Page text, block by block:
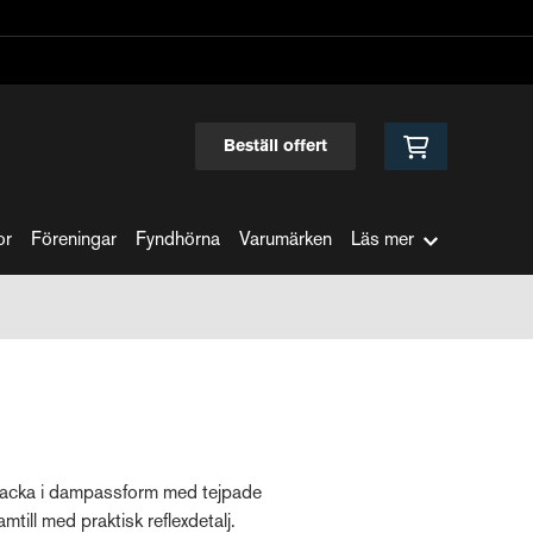
Beställ offert
Föreningar Fyndhörna Varumärken Läs mer
i dampassform med tejpade
med praktisk reflexdetalj.